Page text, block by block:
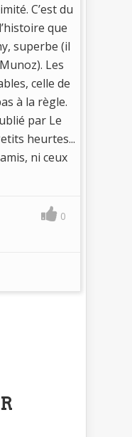
C’est du
que
superbe (il
Les
celle de
à la règle.
par Le
heurtes...
ni ceux
0